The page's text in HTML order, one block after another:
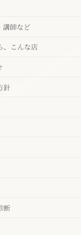
講師など
、こんな店
針
断